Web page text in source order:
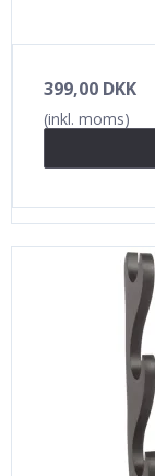
399,00 DKK
(inkl. moms)